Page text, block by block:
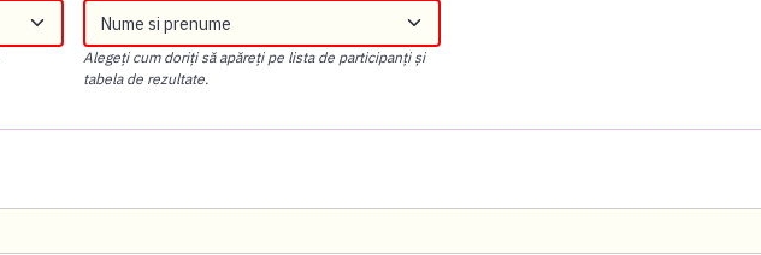
Alegeți cum doriți să apăreți pe lista de participanți și
tabela de rezultate.